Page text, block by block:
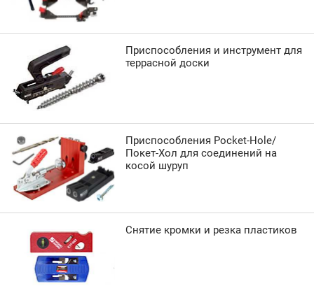
Приспособления и инструмент для
террасной доски
Приспособления Pocket-Hole/
Покет-Хол для соединений на
косой шуруп
Снятие кромки и резка пластиков